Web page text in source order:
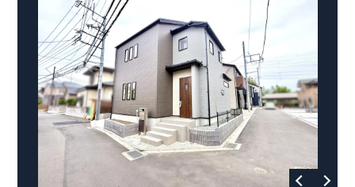
​お引き渡しからが本当のお付き合いだと考え、アフターサービ
スを外部の業者に委託せず、
​東栄住宅グループ「東栄ホームサービス株式会社」にて責任を
もって対応いたします。
​​↓↓クリックで詳細ご紹介
◆長期優良住宅【済】◆
​当物件は国から定められた7つの技術基準をクリアした認定住
宅！
​住宅ローンの金利優遇、税金面の優遇が得られるなどの、金銭
的メリットが大きいのも魅力です。
​東栄住宅はパワービルダーで所得数No.1です！